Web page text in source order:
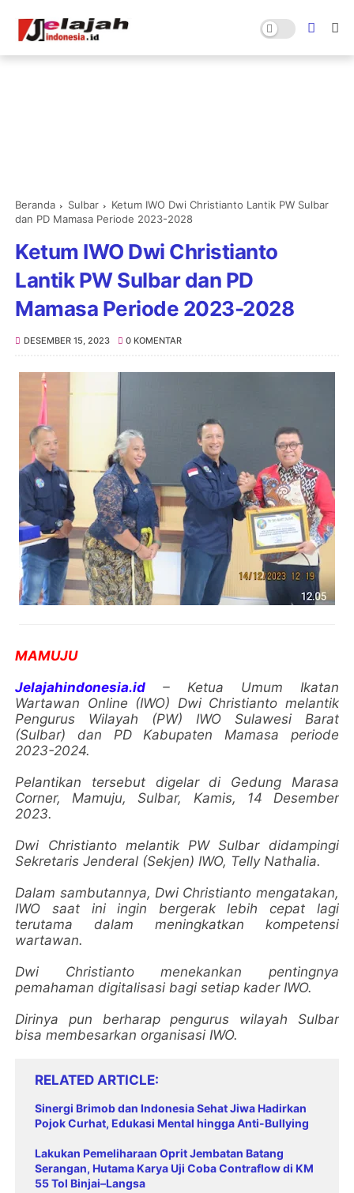
Beranda Sulbar
Ketum IWO Dwi Christianto Lantik PW Sulbar
dan PD Mamasa Periode 2023-2028
Ketum IWO Dwi Christianto
Lantik PW Sulbar dan PD
Mamasa Periode 2023-2028
DESEMBER 15, 2023 0 KOMENTAR
MAMUJU
Jelajahindonesia.id – Ketua Umum Ikatan
Wartawan Online (IWO) Dwi Christianto melantik
Pengurus Wilayah (PW) IWO Sulawesi Barat
(Sulbar) dan PD Kabupaten Mamasa periode
2023-2024.
Pelantikan tersebut digelar di Gedung Marasa
Corner, Mamuju, Sulbar, Kamis, 14 Desember
2023.
Dwi Christianto melantik PW Sulbar didampingi
Sekretaris Jenderal (Sekjen) IWO, Telly Nathalia.
Dalam sambutannya, Dwi Christianto mengatakan,
IWO saat ini ingin bergerak lebih cepat lagi
terutama dalam meningkatkan kompetensi
wartawan.
Dwi Christianto menekankan pentingnya
pemahaman digitalisasi bagi setiap kader IWO.
Dirinya pun berharap pengurus wilayah Sulbar
bisa membesarkan organisasi IWO.
RELATED ARTICLE
Sinergi Brimob dan Indonesia Sehat Jiwa Hadirkan
Pojok Curhat, Edukasi Mental hingga Anti-Bullying
Lakukan Pemeliharaan Oprit Jembatan Batang
Serangan, Hutama Karya Uji Coba Contraflow di KM
55 Tol Binjai–Langsa